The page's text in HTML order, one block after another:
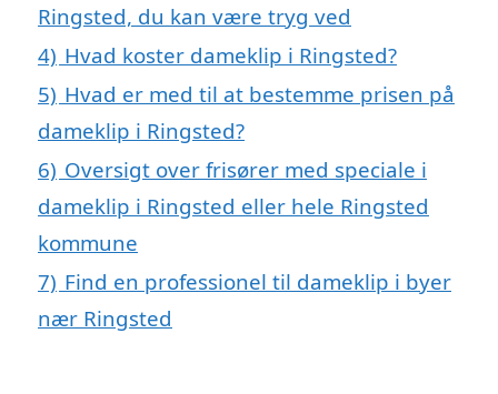
Ringsted, du kan være tryg ved
4) Hvad koster dameklip i Ringsted?
5) Hvad er med til at bestemme prisen på
dameklip i Ringsted?
6) Oversigt over frisører med speciale i
dameklip i Ringsted eller hele Ringsted
kommune
7) Find en professionel til dameklip i byer
nær Ringsted